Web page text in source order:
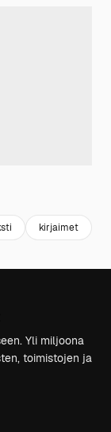
kirjaimet
Yli miljoona
toimistojen ja